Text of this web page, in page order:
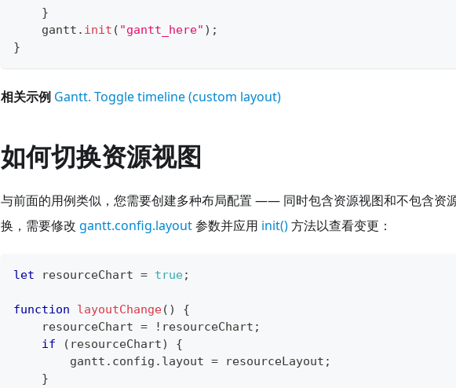
}
    gantt
. init ( "gantt_here" ) ;
}
相关示例 Gantt. Toggle timeline (custom layout)
如何切换资源视图
与前面的用例类似，您需要创建多种布局配置 —— 同时包含资源视图和不包含资
换，需要修改 gantt.config.layout参数并应用 init()方法以查看变更：
let resourceChart = true;
function layoutChange( )
{
    resourceChart
= ! resourceChart ;
if
( resourceChart)
{
        gantt
. config . layout = resourceLayout ;
}